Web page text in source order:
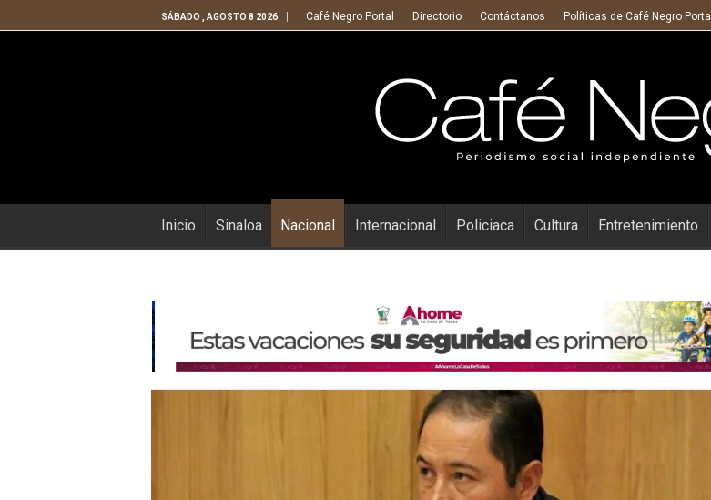
SÁBADO , AGOSTO 8 2026 Café Negro Portal Directorio Contáctanos Políticas de Café Negro Portal
Inicio Sinaloa Nacional Internacional Policiaca Cultura Entretenimiento